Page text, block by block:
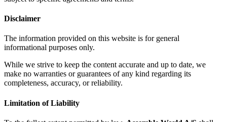
Disclaimer
The information provided on this website is for general
informational purposes only.
While we strive to keep the content accurate and up to date, we
make no warranties or guarantees of any kind regarding its
completeness, accuracy, or reliability.
Limitation of Liability